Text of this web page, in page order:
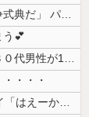
【速報】「中国への侵略戦争に突入するための戦争式典だ」 パヨクが広島の...
う💕
偽警察官「保釈金を払えば逮捕されずに済むよ」３０代男性が1342万円だ...
・・・
積水ハウス「地面師に55億円騙し取られた…」ワイ「はえーかわいそう…会...